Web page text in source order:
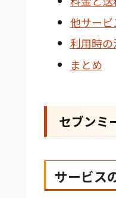
他サー
利用時の
まとめ
セブンミ
サービス